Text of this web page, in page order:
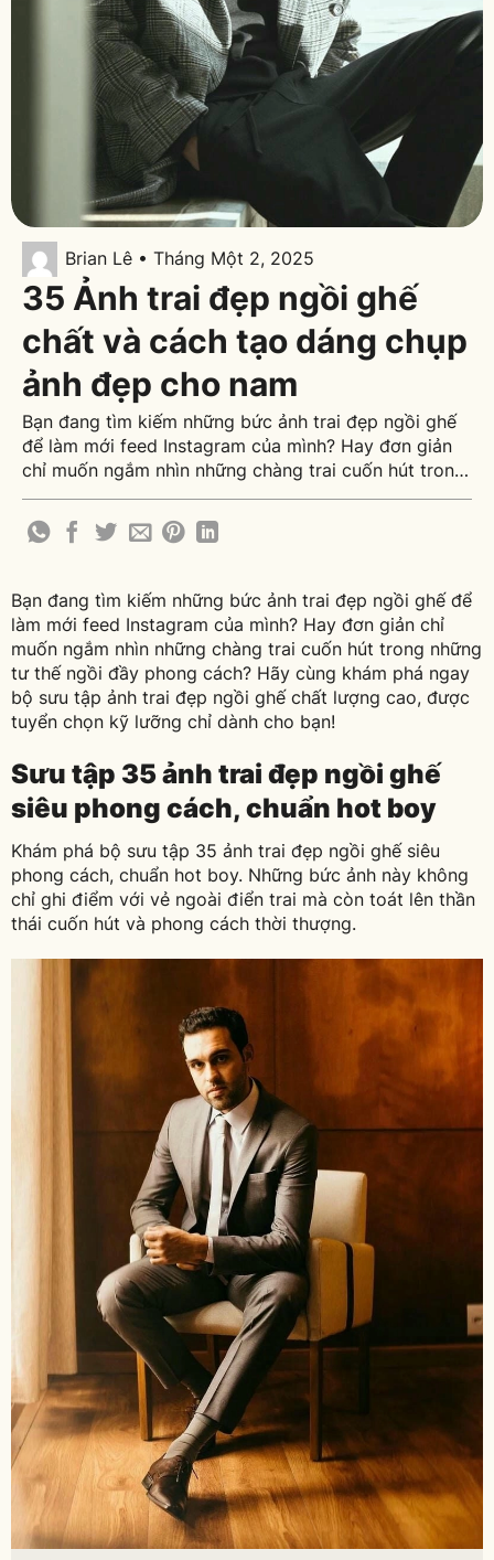
Brian Lê • Tháng Một 2, 2025
35 Ảnh trai đẹp ngồi ghế
chất và cách tạo dáng chụp
ảnh đẹp cho nam
Bạn đang tìm kiếm những bức ảnh trai đẹp ngồi ghế
để làm mới feed Instagram của mình? Hay đơn giản
chỉ muốn ngắm nhìn những chàng trai cuốn hút trong
những tư thế ngồi đầy phong cách? Hãy cùng khám
phá ngay bộ sưu tập ảnh trai đẹp ngồi ghế chất
lượng cao, được [...]
Bạn đang tìm kiếm những bức ảnh trai đẹp ngồi ghế để
làm mới feed Instagram của mình? Hay đơn giản chỉ
muốn ngắm nhìn những chàng trai cuốn hút trong những
tư thế ngồi đầy phong cách? Hãy cùng khám phá ngay
bộ sưu tập ảnh trai đẹp ngồi ghế chất lượng cao, được
tuyển chọn kỹ lưỡng chỉ dành cho bạn!
Sưu tập 35 ảnh trai đẹp ngồi ghế
siêu phong cách, chuẩn hot boy
Khám phá bộ sưu tập 35 ảnh trai đẹp ngồi ghế siêu
phong cách, chuẩn hot boy. Những bức ảnh này không
chỉ ghi điểm với vẻ ngoài điển trai mà còn toát lên thần
thái cuốn hút và phong cách thời thượng.